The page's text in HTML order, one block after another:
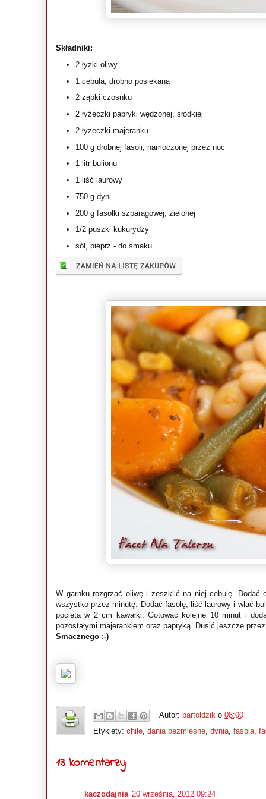
Składniki:
2 łyżki oliwy
1 cebula, drobno posiekana
2 ząbki czosnku
2 łyżeczki papryki wędzonej, słodkiej
2 łyżeczki majeranku
100 g drobnej fasoli, namoczonej przez noc
1 litr bulionu
1 liść laurowy
750 g dyni
200 g fasolki szparagowej, zielonej
1/2 puszki kukurydzy
sól, pieprz - do smaku
W garnku rozgrzać oliwę i zeszklić na niej cebulę. Dodać
wszystko przez minutę. Dodać fasolę, liść laurowy i wlać
pocietą w 2 cm kawałki. Gotować kolejne 10 minut i
pozostałymi majerankiem oraz papryką. Dusić jeszcze
Smacznego :-)
Autor: bartoldzik o 08:00
Etykiety: chile dania bezmięsne dynia fasola
13 komentarzy:
kaczodajnia 20 września, 2012 09:24